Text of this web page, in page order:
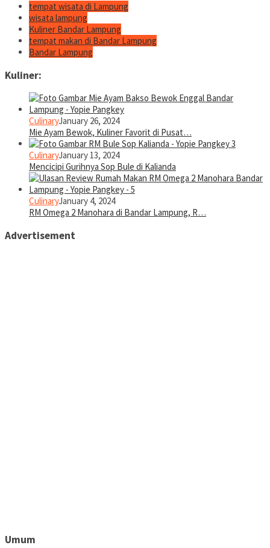
tempat wisata di Lampung
wisata lampung
Kuliner Bandar Lampung
tempat makan di Bandar Lampung
Bandar Lampung
Kuliner:
CulinaryJanuary 26, 2024
Mie Ayam Bewok, Kuliner Favorit di Pusat…
CulinaryJanuary 13, 2024
Mencicipi Gurihnya Sop Bule di Kalianda
CulinaryJanuary 4, 2024
RM Omega 2 Manohara di Bandar Lampung, R…
Advertisement
Umum